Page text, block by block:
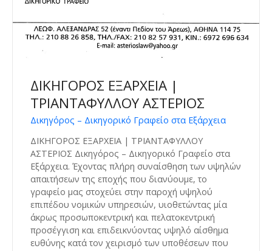
ΔΙΚΗΓΟΡΟΣ ΕΞΑΡΧΕΙΑ |
ΤΡΙΑΝΤΑΦΥΛΛΟΥ ΑΣΤΕΡΙΟΣ
Δικηγόρος – Δικηγορικό Γραφείο στα Εξάρχεια
ΔΙΚΗΓΟΡΟΣ ΕΞΑΡΧΕΙΑ | ΤΡΙΑΝΤΑΦΥΛΛΟΥ
ΑΣΤΕΡΙΟΣ Δικηγόρος – Δικηγορικό Γραφείο στα
Εξάρχεια. Έχοντας πλήρη συναίσθηση των υψηλών
απαιτήσεων της εποχής που διανύουμε, το
γραφείο μας στοχεύει στην παροχή υψηλού
επιπέδου νομικών υπηρεσιών, υιοθετώντας μία
άκρως προσωποκεντρική και πελατοκεντρική
προσέγγιση και επιδεικνύοντας υψηλό αίσθημα
ευθύνης κατά τον χειρισμό των υποθέσεων που